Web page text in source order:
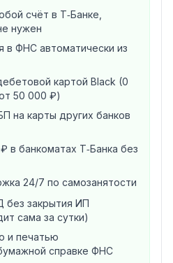
tbank.ru, паспортные данные
— они уже у банка.
«Главная» → «Открыть
→ «Оформить
за 5–10 минут, в
появляется на
(в течение нескольких
счёт в Т‑Банке
или на любой
или совместный.
счёт в Т‑Банке,
нужен
в ФНС автоматически из
картой Black (0
50 000 ₽)
на карты других банков
в банкоматах Т‑Банка без
24/7 по самозанятости
закрытия ИП
сама за сутки)
и печатью
справке ФНС